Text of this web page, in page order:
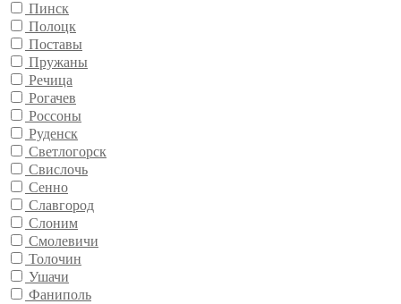
Пинск
Полоцк
Поставы
Пружаны
Речица
Рогачев
Россоны
Руденск
Светлогорск
Свислочь
Сенно
Славгород
Слоним
Смолевичи
Толочин
Ушачи
Фаниполь